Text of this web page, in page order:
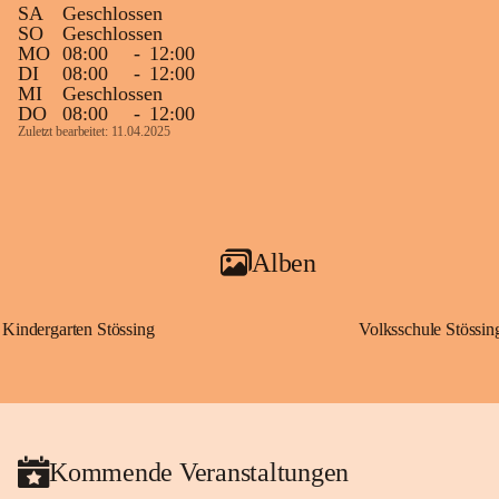
SA
Geschlossen
SO
Geschlossen
MO 08:00 - 12:00
DI
08:00 - 12:00
MI
Geschlossen
DO
08:00 - 12:00
Zuletzt bearbeitet: 11.04.2025
Alben
Kindergarten Stössing Volksschule
Kommende Veranstaltungen